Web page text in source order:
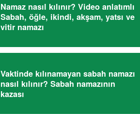
Namaz nasıl kılınır? Video anlatımlı
Sabah, öğle, ikindi, akşam, yatsı ve
vitir namazı
Vaktinde kılınamayan sabah namazı
nasıl kılınır? Sabah namazının
kazası